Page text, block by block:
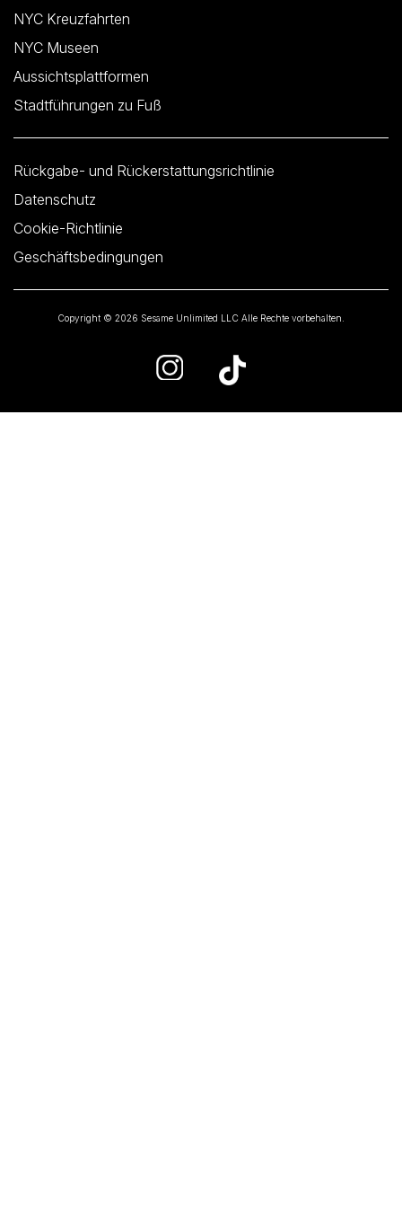
NYC Kreuzfahrten
NYC Museen
Aussichtsplattformen
Stadtführungen zu Fuß
Rückgabe- und Rückerstattungsrichtlinie
Datenschutz
Cookie-Richtlinie
Geschäftsbedingungen
Copyright © 2026 Sesame Unlimited LLC Alle Rechte vorbehalten.